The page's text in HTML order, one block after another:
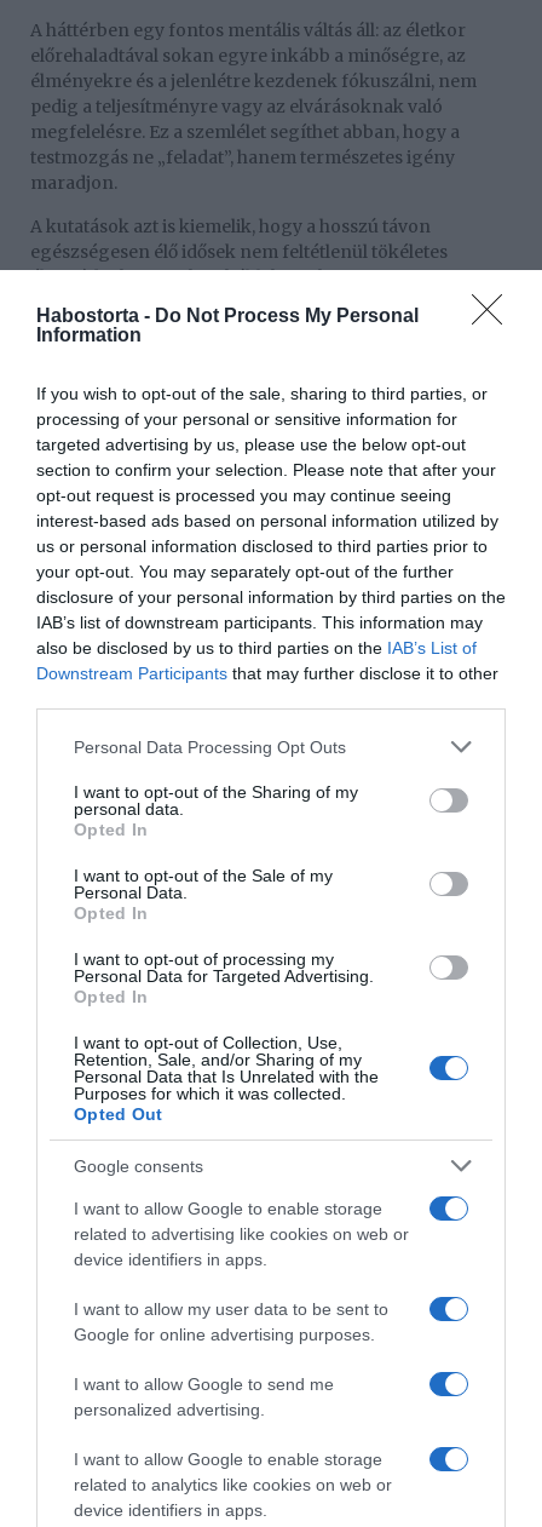
Habostorta - Do Not Process My Personal
Information
If you wish to opt-out of the sale, sharing to third parties, or
processing of your personal or sensitive information for
targeted advertising by us, please use the below opt-out
section to confirm your selection. Please note that after your
opt-out request is processed you may continue seeing
interest-based ads based on personal information utilized by
us or personal information disclosed to third parties prior to
your opt-out. You may separately opt-out of the further
disclosure of your personal information by third parties on the
IAB’s list of downstream participants. This information may
also be disclosed by us to third parties on the IAB’s List of
Downstream Participants that may further disclose it to other
Please note that this website/app uses one or more Google
not limited to your visit or usage behaviour. You may click to
grant or deny consent to Google and its third-party tags to
use your data for below specified purposes in below Google
consent section.
Personal Data Processing Opt Outs
I want to opt-out of the Sharing of my
personal data.
Opted In
I want to opt-out of the Sale of my
Personal Data.
Opted In
I want to opt-out of processing my
Personal Data for Targeted Advertising.
Opted In
I want to opt-out of Collection, Use,
Retention, Sale, and/or Sharing of my
Personal Data that Is Unrelated with the
Purposes for which it was collected.
Opted Out
Google consents
I want to allow Google to enable storage
related to advertising like cookies on web or
device identifiers in apps.
I want to allow my user data to be sent to
Google for online advertising purposes.
I want to allow Google to send me
personalized advertising.
I want to allow Google to enable storage
related to analytics like cookies on web or
device identifiers in apps.
A háttérben egy fontos mentális váltás áll: az életkor
előrehaladtával sokan egyre inkább a minőségre, az
élményekre és a jelenlétre kezdenek fókuszálni, nem
pedig a teljesítményre vagy az elvárásoknak való
megfelelésre. Ez a szemlélet segíthet abban, hogy a
testmozgás ne „feladat”, hanem természetes igény
maradjon.
A kutatások azt is kiemelik, hogy a hosszú távon
egészségesen élő idősek nem feltétlenül tökéletes
visszatérnek azokhoz az apró, fenntartható
szokásokhoz, amelyek jól esnek és beleférnek az
Érdekes módon a pszichológia szerint nem az számít
igazán, mennyire „kemény” egy edzésprogram, hanem
az, hogy mennyire válik identitássá a mozgás. Ha valaki
úgy gondol magára, mint „aktív emberre”, sokkal
nagyobb eséllyel marad is mozgásban évtizedeken át.
A tanulság egyszerű, mégis erős: a tartós fittség nem
feltétlenül akaraterő kérdése, hanem egy döntésé –
arról, hogy a mozgás nem kötelező feladat, hanem az élet
természetes része marad.
Megosztás: Facebook Twitter Pinterest
Címkék: pszichológia fitt 60 év ,
Korábbi bejegyzések
HASONLÓ BEJEGYZÉSEK
Túlzott félelem a közös jövőtől – hogyan kerüld el egy új
párkapcsolatban?